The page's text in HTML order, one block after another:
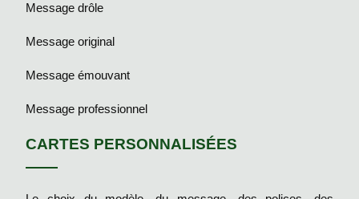
Message drôle
Message original
Message émouvant
Message professionnel
CARTES PERSONNALISÉES